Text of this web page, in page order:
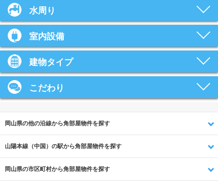
水周り
室内設備
建物タイプ
こだわり
岡山県の他の沿線から角部屋物件を探す
山陽本線（中国）の駅から角部屋物件を探す
岡山県の市区町村から角部屋物件を探す